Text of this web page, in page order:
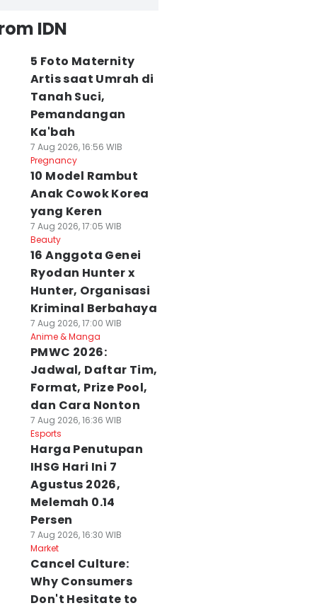
IDN
5 Foto Maternity
Artis saat Umrah di
Tanah Suci,
Pemandangan
Ka'bah
7 Aug 2026, 16:56 WIB
Pregnancy
10 Model Rambut
Anak Cowok Korea
yang Keren
7 Aug 2026, 17:05 WIB
Beauty
16 Anggota Genei
Ryodan Hunter x
Hunter, Organisasi
Kriminal Berbahaya
7 Aug 2026, 17:00 WIB
Anime & Manga
PMWC 2026:
Jadwal, Daftar Tim,
Format, Prize Pool,
dan Cara Nonton
7 Aug 2026, 16:36 WIB
Esports
Harga Penutupan
IHSG Hari Ini 7
Agustus 2026,
Melemah 0.14
Persen
7 Aug 2026, 16:30 WIB
Market
Cancel Culture:
Why Consumers
Don't Hesitate to